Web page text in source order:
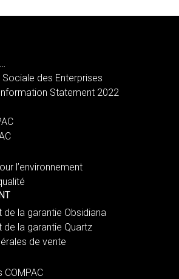
des Enterprises
Statement 2022
l’environnement
de la garantie Obsidiana
de la garantie Quartz
de vente
COMPAC